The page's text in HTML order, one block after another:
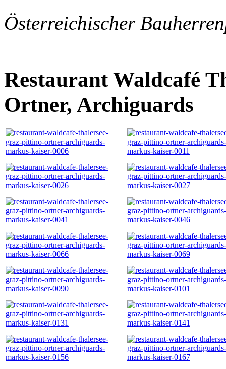
Österreichischer
Restaurant Waldcafé
Ortner, Archiguards